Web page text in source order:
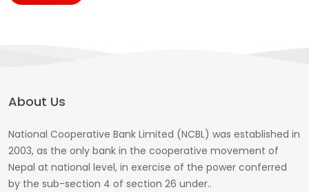
About Us
National Cooperative Bank Limited (NCBL) was established in
2003, as the only bank in the cooperative movement of
Nepal at national level, in exercise of the power conferred
by the sub-section 4 of section 26 under..